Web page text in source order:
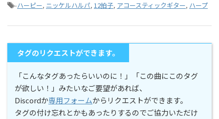
-ハーピー, ニッケルハルパ, 12拍子, アコースティックギター, ハープ
タグのリクエストができます。
「こんなタグあったらいいのに！」「この曲にこのタグ
が欲しい！」みたいなご要望があれば、
Discordか専用フォームからリクエストができます。
タグの付け忘れとかもあったりするのでご協力いただけ